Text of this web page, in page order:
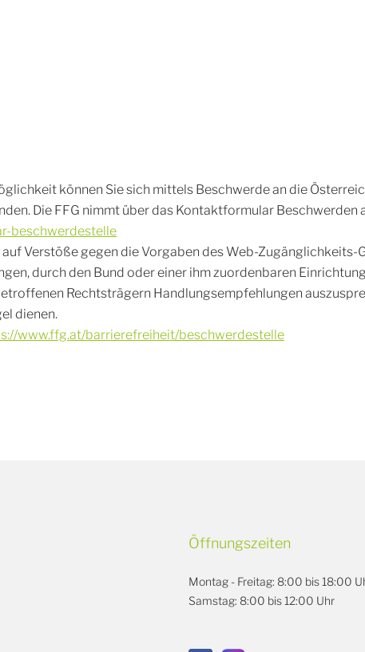
können Sie sich mittels Beschwerde an die
Die FFG nimmt über das Kontaktformular Beschwerden
beschwerdestelle
Verstöße gegen die Vorgaben des Web-Zugänglichkeits-
durch den Bund oder einer ihm zuordenbaren
Rechtsträgern Handlungsempfehlungen
dienen.
www.ffg.at/barrierefreiheit/beschwerdestelle
Öffnungszeiten
Montag - Freitag: 8:00 bis 18:00
Samstag: 8:00 bis 12:00 Uhr